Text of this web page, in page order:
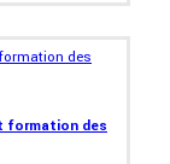
formation des